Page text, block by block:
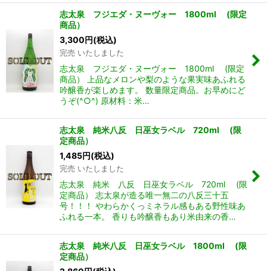
志太泉 フジエダ・ヌーヴォー 1800ml (限定
商品）
3,300円(税込)
完売 いたしました
志太泉 フジエダ・ヌーヴォー 1800ml (限定
商品） 上品なメロンや梨のような果実味あふれる
吟醸香が楽しめます。 数量限定商品。お早めにど
うぞ(^○^) 原材料：米…
志太泉 純米八反 日巫女ラベル 720ml (限
定商品）
1,485円(税込)
完売 いたしました
志太泉 純米 八反 日巫女ラベル 720ml (限
定商品） 志太泉が造る唯一無二の八反三十五
号！！！ やわらかくっミネラル感もある野性味あ
ふれる一本。 香りも吟醸香もあり米由来の香…
志太泉 純米八反 日巫女ラベル 1800ml (限
定商品）